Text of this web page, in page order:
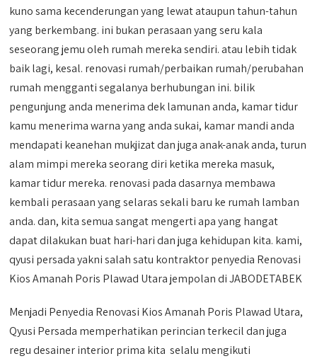
kuno sama kecenderungan yang lewat ataupun tahun-tahun
yang berkembang. ini bukan perasaan yang seru kala
seseorang jemu oleh rumah mereka sendiri. atau lebih tidak
baik lagi, kesal. renovasi rumah/perbaikan rumah/perubahan
rumah mengganti segalanya berhubungan ini. bilik
pengunjung anda menerima dek lamunan anda, kamar tidur
kamu menerima warna yang anda sukai, kamar mandi anda
mendapati keanehan mukjizat dan juga anak-anak anda, turun
alam mimpi mereka seorang diri ketika mereka masuk,
kamar tidur mereka. renovasi pada dasarnya membawa
kembali perasaan yang selaras sekali baru ke rumah lamban
anda. dan, kita semua sangat mengerti apa yang hangat
dapat dilakukan buat hari-hari dan juga kehidupan kita. kami,
qyusi persada yakni salah satu kontraktor penyedia Renovasi
Kios Amanah Poris Plawad Utara jempolan di JABODETABEK
Menjadi Penyedia Renovasi Kios Amanah Poris Plawad Utara,
Qyusi Persada memperhatikan perincian terkecil dan juga
regu desainer interior prima kita selalu mengikuti